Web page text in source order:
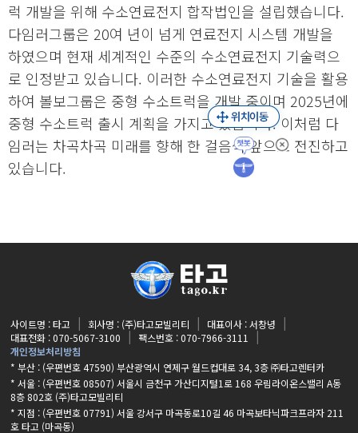
럭 개발을 위해 수소연료전지 합작법인을 설립했습니다.
다임러그룹은 20여 년이 넘게 연료전지 시스템 개발을
하였으며 현재 세계적인 수준의 수소연료전지 기술력으
로 인정받고 있습니다. 이러한 수소연료전지 기술을 활용
하여 볼보그룹은 중형 수소트럭을 개발 중이며 2025년에
중형 수소트럭 출시 계획을 가지고 있습니다. 이처럼 다
임러는 차곡차곡 미래를 향해 한 걸음씩 앞으로 전진하고
있습니다.
사이트명 : 타고 회사명 : (주)타고모빌리티
대표이사 : 서창녕
대표전화 : 070-5067-3100
팩스번호 : 070-7966-3111
개인정보처리방침
* 부산 : (우편번호 47590) 부산광역시 연제구 월드컵대로 34, 3층 ㈜타고렌터카
* 서울 : (우편번호 08507) 서울시 금천구 가산디지털1로 168 우림라이온스밸리 A동
8층 802호 (주)타고모빌리티
* 지점 : (우편번호 07791) 서울 강서구 마곡동로10길 46 마곡보타닉파크프라자 211
호 타고 (마곡동)